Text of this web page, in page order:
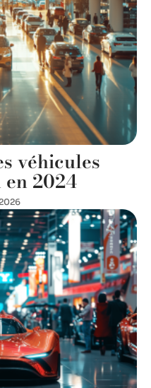
véhicules
en 2024